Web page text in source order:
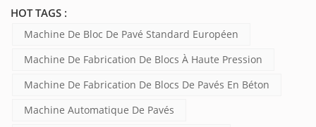
HOT TAGS :
Machine De Bloc De Pavé Standard Européen
Machine De Fabrication De Blocs À Haute Pression
Machine De Fabrication De Blocs De Pavés En Béton
Machine Automatique De Pavés